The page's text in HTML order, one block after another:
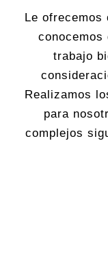
Le ofrecemos
conocemos
trabajo
Realizamos
para
complejos